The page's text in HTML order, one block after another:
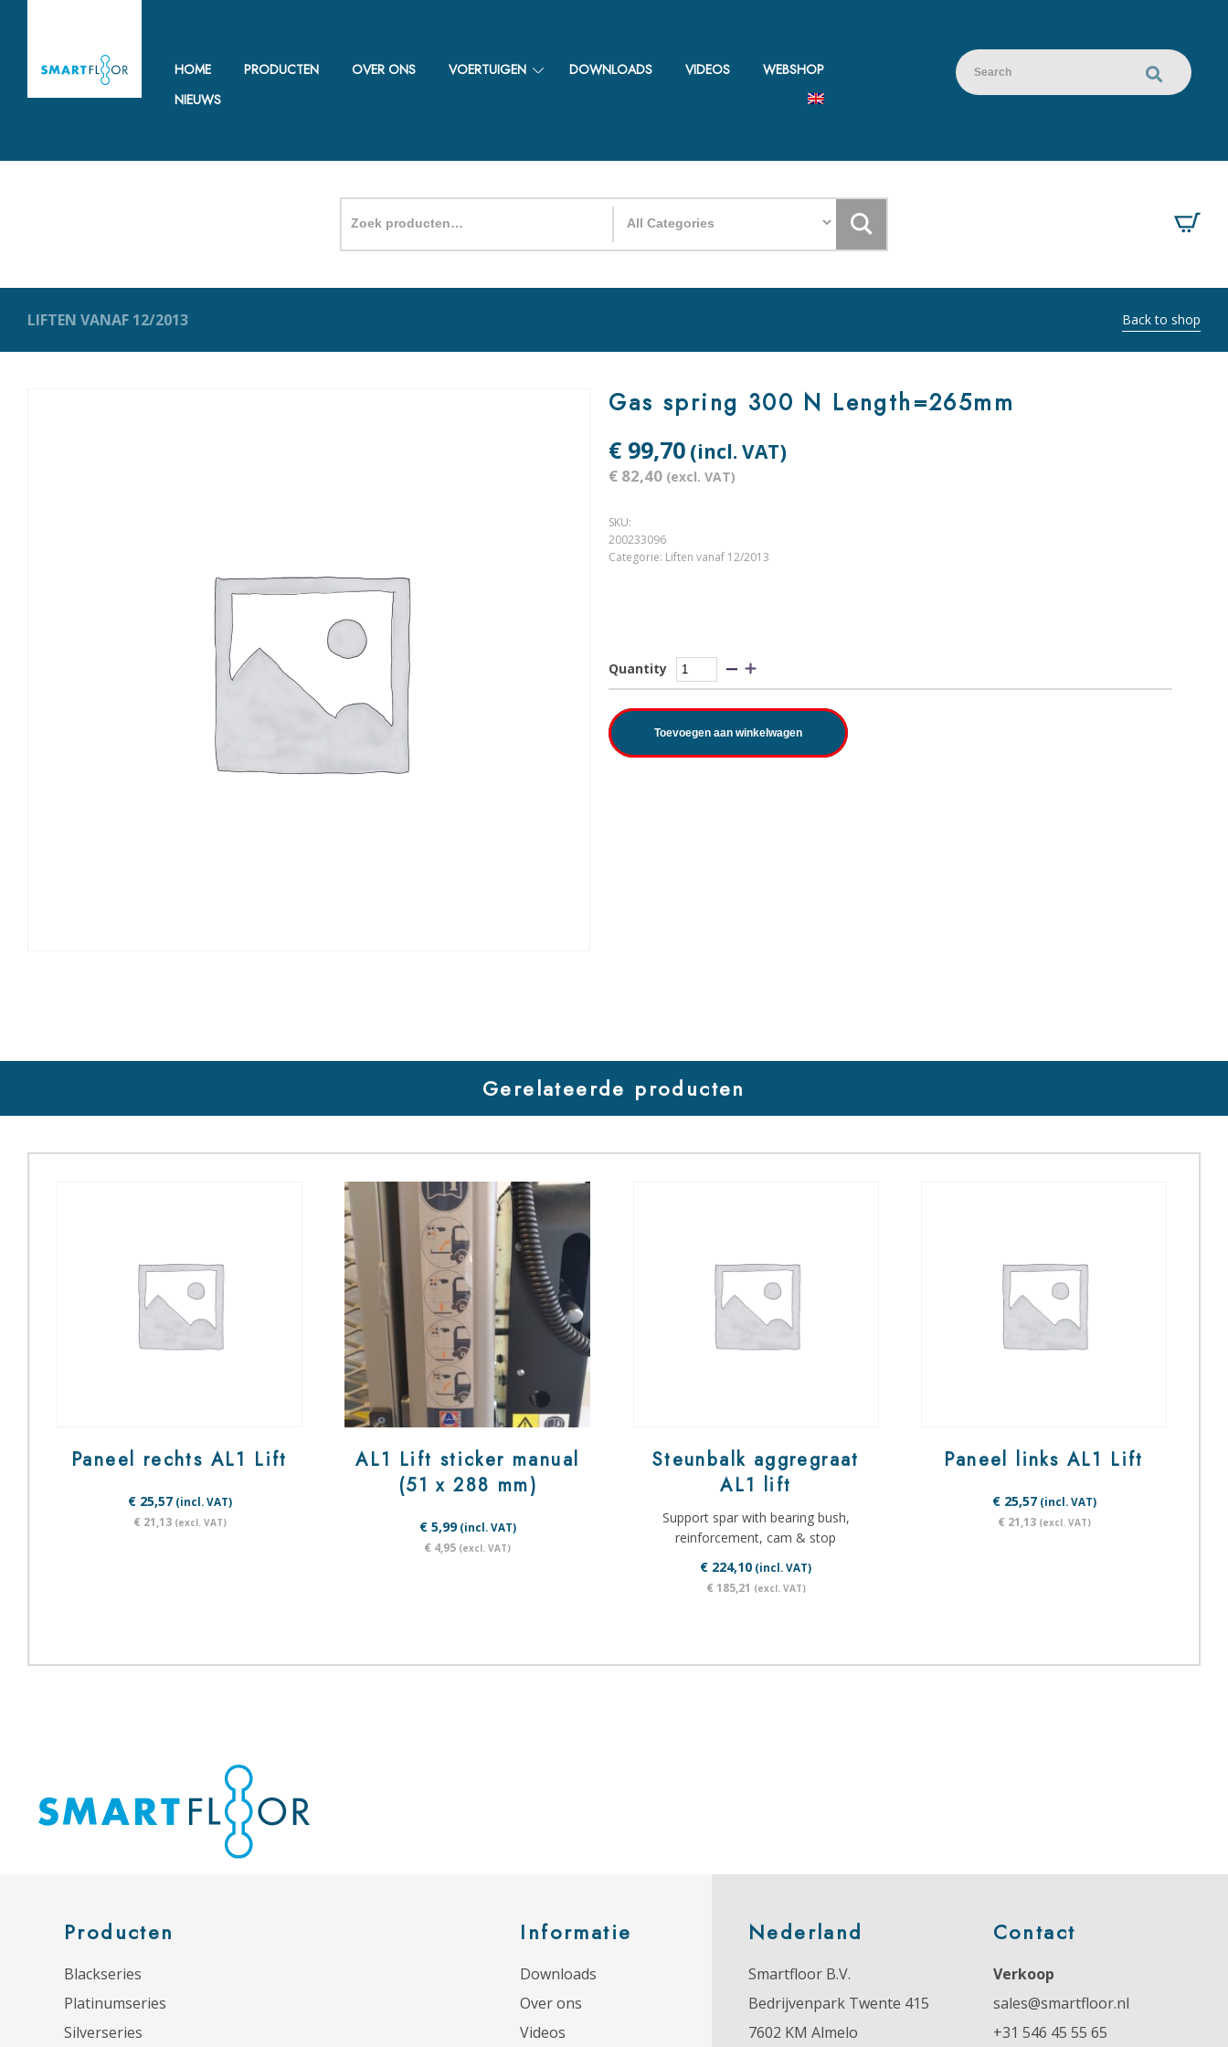
HOME PRODUCTEN OVER ONS VOERTUIGEN DOWNLOADS VIDEOS
WEBSHOP
NIEUWS
naar:
LIFTEN VANAF 12/2013 Back to shop
Gas spring 300 N Length=265mm
€ 99,70 (incl. VAT)
€ 82,40 (excl. VAT)
SKU:
200233096
Categorie: Liften vanaf 12/2013
Quantity
Toevoegen aan winkelwagen
Gerelateerde producten
Paneel rechts AL1 Lift
€ 25,57(incl. VAT)
€ 21,13(excl. VAT)
AL1 Lift sticker manual
(51 x 288 mm)
€ 5,99(incl. VAT)
€ 4,95 (excl. VAT)
Steunbalk aggregraat
AL1 lift
Support spar with bearing bush,
reinforcement, cam & stop
€ 224,10 (incl. VAT)
€ 185,21 (excl. VAT)
Paneel links AL1 Lift
€ 25,57(incl. VAT)
€ 21,13(excl. VAT)
Producten
Blackseries
Platinumseries
Silverseries
Informatie
Downloads
Over ons
Videos
Nederland
Smartfloor B.V.
Bedrijvenpark Twente 415
7602 KM Almelo
Contact
Verkoop
sales@smartfloor.nl
+31 546 45 55 65